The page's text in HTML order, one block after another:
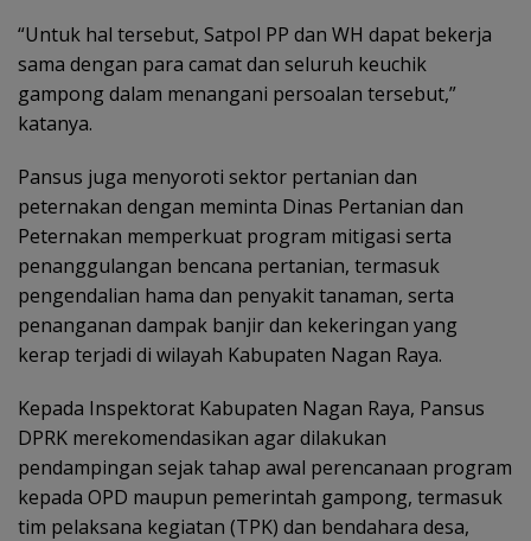
“Untuk hal tersebut, Satpol PP dan WH dapat bekerja
sama dengan para camat dan seluruh keuchik
gampong dalam menangani persoalan tersebut,”
katanya.
Pansus juga menyoroti sektor pertanian dan
peternakan dengan meminta Dinas Pertanian dan
Peternakan memperkuat program mitigasi serta
penanggulangan bencana pertanian, termasuk
pengendalian hama dan penyakit tanaman, serta
penanganan dampak banjir dan kekeringan yang
kerap terjadi di wilayah Kabupaten Nagan Raya.
Kepada Inspektorat Kabupaten Nagan Raya, Pansus
DPRK merekomendasikan agar dilakukan
pendampingan sejak tahap awal perencanaan program
kepada OPD maupun pemerintah gampong, termasuk
tim pelaksana kegiatan (TPK) dan bendahara desa,